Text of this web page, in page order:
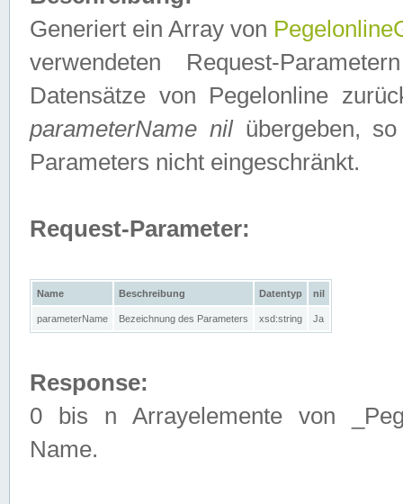
Generiert ein Array von
verwendeten Request-
Datensätze von Pegelonline
parameterName nilübergeben, so
Parameters nicht eingeschränkt.
Request-Parameter:
Name Beschreibung Datentyp nil
parameterName Bezeichnung des Parameters xsd:string Ja
Response:
0 bis n Arrayelemente von
Name.